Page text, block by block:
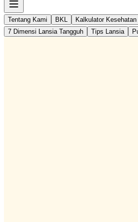
Tentang Kami BKL Kalkulator Kesehatan
7 Dimensi Lansia Tangguh
Tips Lansia